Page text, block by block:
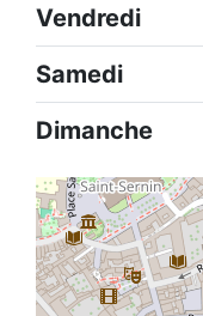
Vendredi
Samedi
Dimanche